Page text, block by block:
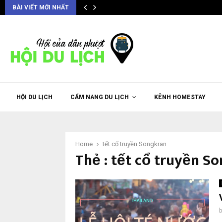
BÀI VIẾT MỚI NHẤT
HỘI DU LỊCH CẨM NANG DU LỊCH KÊNH HOMESTAY
Home tết cổ truyền Songkran
Thẻ : tết cổ truyền